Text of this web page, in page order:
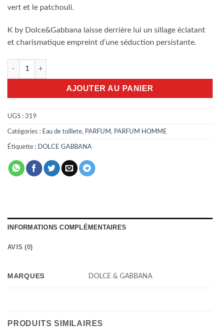
vert et le patchouli.
K by Dolce&Gabbana laisse derrière lui un sillage éclatant
et charismatique empreint d’une séduction persistante.
quantité de K Dolce Gabbana Eau De Toilette 100ml
AJOUTER AU PANIER
UGS : 319
Catégories : Eau de toillete, PARFUM , PARFUM HOMME
Étiquette : DOLCE GABBANA
INFORMATIONS COMPLÉMENTAIRES
AVIS (0)
MARQUES DOLCE & GABBANA
PRODUITS SIMILAIRES